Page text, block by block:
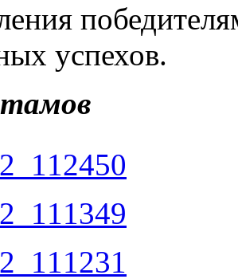
успехов.